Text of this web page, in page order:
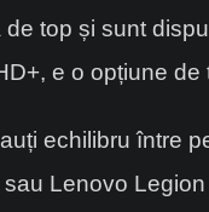
de top și sunt
e o opțiune de
echilibru între
Lenovo